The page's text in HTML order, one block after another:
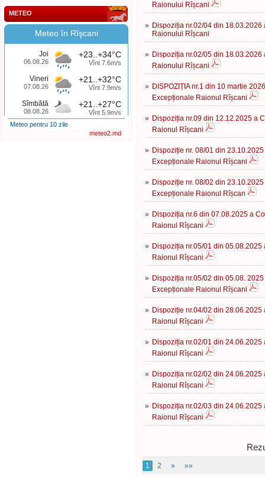
METEO
Meteo în Rîşcani
Joi
06.08.26
+23..+34°C
Vînt 7.6m/s
Vineri
07.08.26
+21..+32°C
Vînt 7.9m/s
Sîmbătă
08.08.26
+21..+27°C
Vînt 5.9m/s
Meteo pentru 10 zile
meteo2.md
Raionului Rîșcani
» Dispoziția nr.02/04 din
Raionului Rîșcani
» Dispoziția nr.02/05 din
Raionului Rîșcani
» DISPOZIȚIA nr.1 din 10 martie
Excepționale Raionul Rîșcani
» Dispoziția nr.09 din 12.12.2025 a
Raionul Rîșcani
» Dispoziție nr. 08/01 din
Excepționale Raionul Rîșcani
» Dispoziție nr. 08/02 din
Excepționale Raionul Rîșcan
» Dispoziția nr.6 din 07.08.2025 a
Raionul Rîșcani
» Dispoziția nr.05/01 din
Raionul Rîșcani
» Dispoziția nr.05/02 din 05.08.
Excepționale Raionul Rîșcani
» Dispoziție nr.04/02 din
Raionul Rîșcani
» Dispoziția nr.02/01 din
Raionul Rîșcani
» Dispoziția nr.02/02 din
Raionul Rîșcani
» Dispoziția nr.02/03 din
Raionul Rîșcani
1 2 » »»